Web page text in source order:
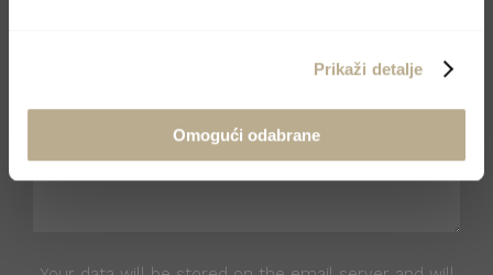
Prikaži detalje
Omogući odabrane